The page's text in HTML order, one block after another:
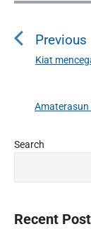
s
i
g
i
Previous
P
v
o
s
o
Kiat
Amaterasun
P
r
Search
Recent